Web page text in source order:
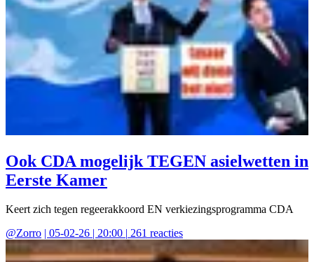
Ook CDA mogelijk TEGEN asielwetten in
Eerste Kamer
Keert zich tegen regeerakkoord EN verkiezingsprogramma CDA
@Zorro 05-02-26 | 20:00 261 reacties